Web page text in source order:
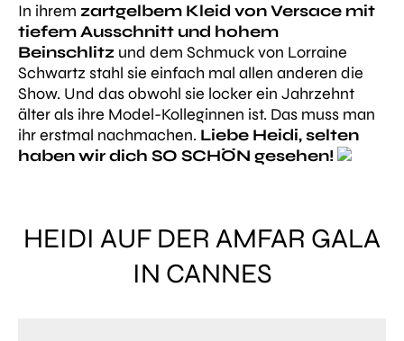
In ihrem zartgelbem Kleid von Versace mit
tiefem Ausschnitt und hohem
Beinschlitz und dem Schmuck von Lorraine
Schwartz stahl sie einfach mal allen anderen die
Show. Und das obwohl sie locker ein Jahrzehnt
älter als ihre Model-Kolleginnen ist. Das muss man
ihr erstmal nachmachen. Liebe Heidi, selten
haben wir dich SO SCHÖN gesehen!
HEIDI AUF DER AMFAR GALA
IN CANNES